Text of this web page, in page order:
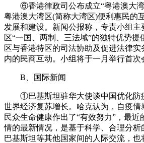
⑥香港律政司公布成立“粤港澳大湾
粤港澳大湾区(简称大湾区)便利惠民的
发展和建设。新闻公报称，专责小组
区“一国、两制、三法域”的独特优势
区与香港特区的司法协助及促进法律
内的民商互动。小组将于一月举行首次
B、国际新闻
①巴基斯坦驻华大使谈中国优化防
世界经济复苏增长。哈克认为，自疫情
民众生命健康作出了“有效努力”，最近
情的最新情况，是基于科学、合理分
巴基斯坦等其他国家间的人际交流，